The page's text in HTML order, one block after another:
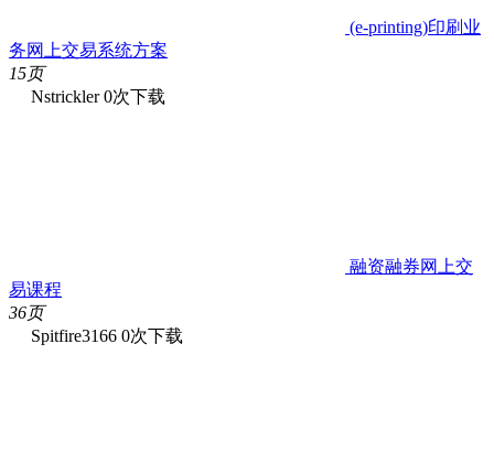
(e-printing)印刷业
务网上交易系统方案
15页
Nstrickler 0次下载
融资融券网上交
易课程
36页
Spitfire3166 0次下载